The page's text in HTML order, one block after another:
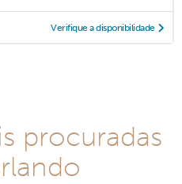
Verifique a disponibilidade
procuradas